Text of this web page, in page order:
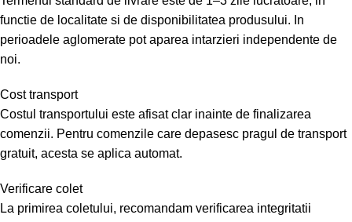
functie de localitate si de disponibilitatea produsului. In
perioadele aglomerate pot aparea intarzieri independente de
noi.
Cost transport
Costul transportului este afisat clar inainte de finalizarea
comenzii. Pentru comenzile care depasesc pragul de transport
gratuit, acesta se aplica automat.
Verificare colet
La primirea coletului, recomandam verificarea integritatii